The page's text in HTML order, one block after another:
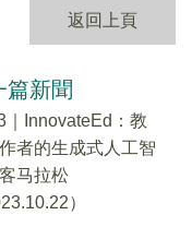
返回上頁
篇新聞
｜InnovateEd：教
者的生成式人工智
马拉松
）